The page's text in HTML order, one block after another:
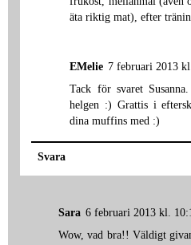
äta riktig mat), efter
EMelie 7 februari 2013
Tack för svaret
helgen :) Grattis i
dina muffins med :)
Svara
Sara 6 februari 2013 kl.
Wow, vad bra!! Väldigt